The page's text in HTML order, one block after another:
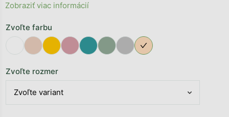
Zvoľte farbu
Zvoľte rozmer
Zobraziť viac informácií